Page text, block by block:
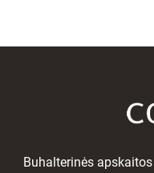
Buhalterinės